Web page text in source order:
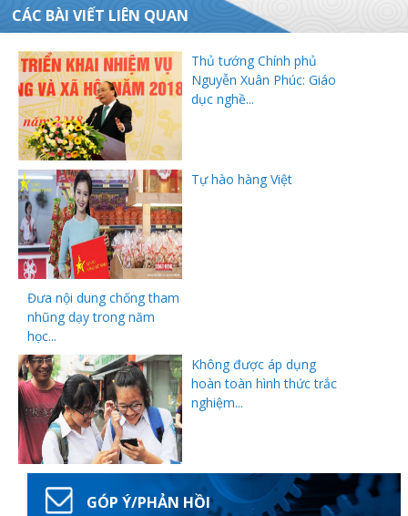
CÁC BÀI VIẾT LIÊN QUAN
Thủ tướng Chính phủ
Nguyễn Xuân Phúc: Giáo
dục nghề...
Tự hào hàng Việt
Đưa nội dung chống tham
nhũng dạy trong năm
học...
Không được áp dụng
hoàn toàn hình thức trắc
nghiệm...
GÓP Ý/PHẢN HỒI